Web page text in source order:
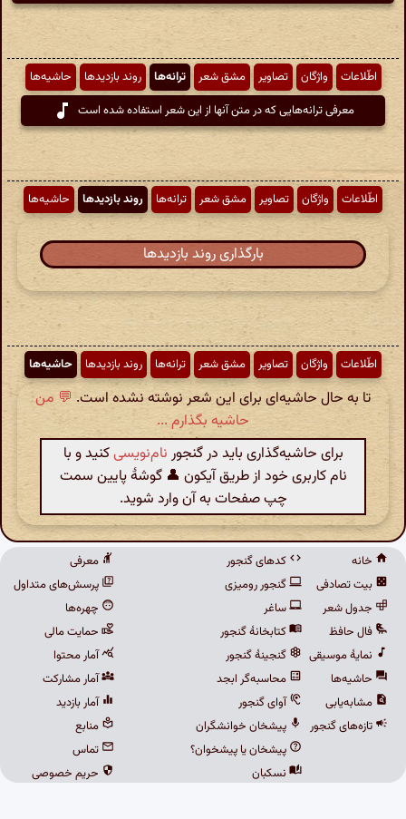
اطّلاعات واژگان تصاویر مشق شعر ترانه‌ها روند بازدیدها
حاشیه‌ها
معرفی ترانه‌هایی که در متن آنها از این شعر استفاده شده است
اطّلاعات واژگان تصاویر مشق شعر ترانه‌ها روند بازدیدها حاشیه‌ها
بارگذاری روند بازدیدها
اطّلاعات واژگان تصاویر مشق شعر ترانه‌ها روند بازدیدها حاشیه‌ها
تا به حال حاشیه‌ای برای این شعر نوشته نشده است. 💬 من
حاشیه بگذارم ...
برای حاشیه‌گذاری باید در گنجور نام‌نویسیکنید و با
نام کاربری خود از طریق آیکون 👤 گوشهٔ پایین سمت
چپ صفحات به آن وارد شوید.
خانه
بیت تصادفی
جدول شعر
فال حافظ
نمایهٔ موسیقی
حاشیه‌ها
مشابه‌یابی
تازه‌های گنجور
کدهای گنجور
گنجور رومیزی
ساغر
کتابخانهٔ گنجور
گنجینهٔ گنجور
محاسبه‌گر ابجد
آوای گنجور
پیشخان خوانشگران
پیشخان یا پیشخوان؟
نسکبان
معرفی
پرسش‌های متداول
چهره‌ها
حمایت مالی
آمار محتوا
آمار مشارکت
آمار بازدید
منابع
تماس
حریم خصوصی